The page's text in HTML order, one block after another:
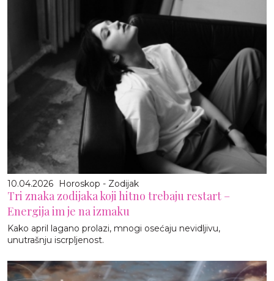
10.04.2026 Horoskop - Zodijak
Tri znaka zodijaka koji hitno trebaju restart –
Energija im je na izmaku
Kako april lagano prolazi, mnogi osećaju nevidljivu,
unutrašnju iscrpljenost.